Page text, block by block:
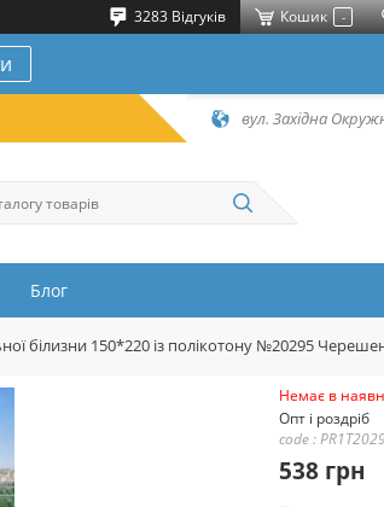
3283 Відгуків Кошик -
вул. Західна
Блог
білизни 150*220 із полікотону №20295
Немає в
Опт і роздріб
code :
538 грн